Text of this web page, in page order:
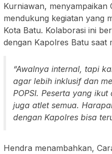
Kurniawan, menyampaikan
mendukung kegiatan yang
Kota Batu. Kolaborasi ini
dengan Kapolres Batu saat
“Awalnya internal, tapi
agar lebih inklusif dan
POPSI. Peserta yang
juga atlet semua.
dengan Kapolres bisa
Hendra menambahkan,